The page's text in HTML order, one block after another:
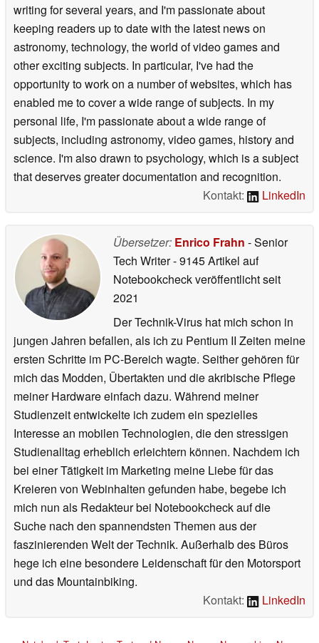
writing for several years, and I'm passionate about
keeping readers up to date with the latest news on
astronomy, technology, the world of video games and
other exciting subjects. In particular, I've had the
opportunity to work on a number of websites, which has
enabled me to cover a wide range of subjects. In my
personal life, I'm passionate about a wide range of
subjects, including astronomy, video games, history and
science. I'm also drawn to psychology, which is a subject
that deserves greater documentation and recognition.
Kontakt:
LinkedIn
Übersetzer: Enrico Frahn - Senior
Tech Writer- 9145 Artikel auf
Notebookcheck veröffentlichtseit
2021
Der Technik-Virus hat mich schon in
jungen Jahren befallen, als ich zu Pentium II Zeiten meine
ersten Schritte im PC-Bereich wagte. Seither gehören für
mich das Modden, Übertakten und die akribische Pflege
meiner Hardware einfach dazu. Während meiner
Studienzeit entwickelte ich zudem ein spezielles
Interesse an mobilen Technologien, die den stressigen
Studienalltag erheblich erleichtern können. Nachdem ich
bei einer Tätigkeit im Marketing meine Liebe für das
Kreieren von Webinhalten gefunden habe, begebe ich
mich nun als Redakteur bei Notebookcheck auf die
Suche nach den spannendsten Themen aus der
faszinierenden Welt der Technik. Außerhalb des Büros
hege ich eine besondere Leidenschaft für den Motorsport
und das Mountainbiking.
Kontakt:
LinkedIn